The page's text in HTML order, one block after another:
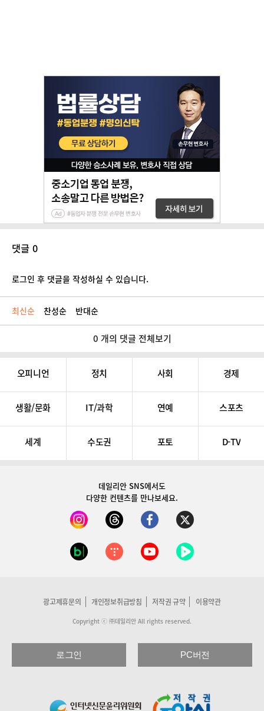
댓글 0
로그인 후 댓글을 작성하실 수 있습니다.
최신순 찬성순 반대순
0 개의 댓글 전체보기
오피니언 정치 사회 경제
생활/문화 IT/과학 연예 스포츠
세계 수도권 포토 D-TV
데일리안 SNS에서도
다양한 컨텐츠를 만나보세요.
광고제휴문의 개인정보취급방침 저작권 규약 이용약관
Copyright ⓒ ㈜데일리안 All rights reserved.
로그인 PC버전